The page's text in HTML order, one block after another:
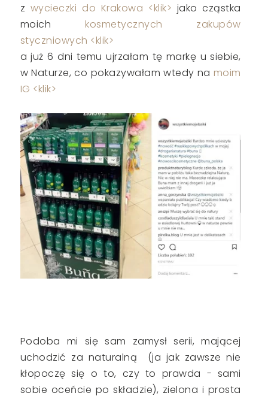
z wycieczki do Krakowa <klik> jako cząstka
moich kosmetycznych zakupów
styczniowych <klik>
a już 6 dni temu ujrzałam tę markę u siebie,
w Naturze, co pokazywałam wtedy na moim
IG <klik>
Podoba mi się sam zamysł serii, mającej
uchodzić za naturalną (ja jak zawsze nie
kłopoczę się o to, czy to prawda - sami
sobie oceńcie po składzie), zielona i prosta